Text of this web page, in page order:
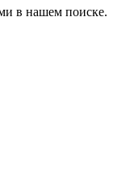
в нашем поиске.